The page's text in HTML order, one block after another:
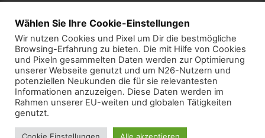
ÜBER UNS
Kontaktieren Sie uns:mail@die-webzeitung.de
FOLGEN SIE UNS
Wählen Sie Ihre Cookie-Einstellungen
Wir nutzen Cookies und Pixel um Dir die bestmögliche
Browsing-Erfahrung zu bieten. Die mit Hilfe von Cookies
und Pixeln gesammelten Daten werden zur Optimierung
unserer Webseite genutzt und um N26-Nutzern und
potenziellen Neukunden die für sie relevantesten
Informationen anzuzeigen. Diese Daten werden im
Rahmen unserer EU-weiten und globalen Tätigkeiten
genutzt.